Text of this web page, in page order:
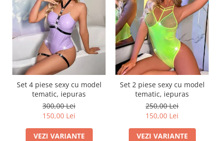
Set 4 piese sexy cu model
tematic, iepuras
300,00 Lei
150,00 Lei
VEZI VARIANTE
Set 2 piese sexy cu model
tematic, iepuras
250,00 Lei
150,00 Lei
VEZI VARIANTE